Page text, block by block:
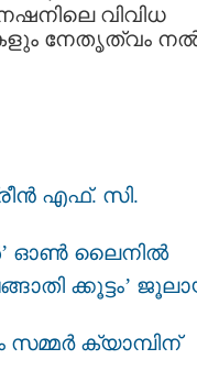
വിവിധ
നേതൃത്വം
എഫ്. സി.
ഓണ്‍ ലൈനില്‍
ക്കൂട്ടം’
ക്യാമ്പിന്